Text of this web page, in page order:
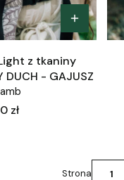
z tkaniny
DUCH - GAJUSZ
zł
Strona